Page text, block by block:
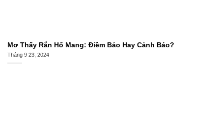
Mơ Thấy Rắn Hổ Mang: Điềm Báo Hay Cảnh Báo?
Tháng 9 23, 2024